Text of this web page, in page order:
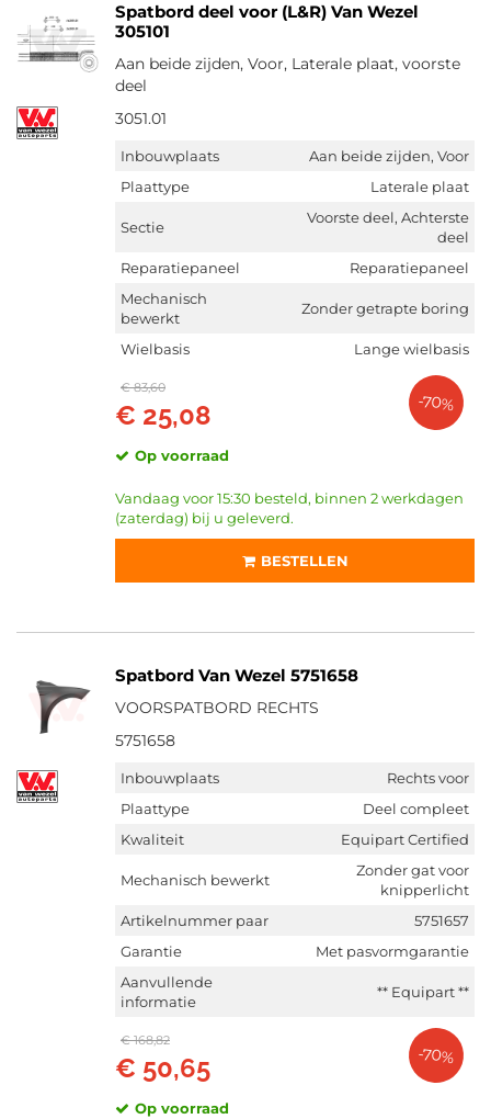
Rechts achter (996)
Links achter (971)
Links (266)
Op voorraad (7152)
Spatbord deel voor (L&R) Van Wezel
305101
Aan beide zijden, Voor, Laterale plaat, voorste
deel
3051.01
Inbouwplaats
Aan beide zijden, Voor
Plaattype
Laterale plaat
Sectie
Voorste deel, Achterste
deel
Reparatiepaneel
Reparatiepaneel
Mechanisch
bewerkt
Zonder getrapte boring
Wielbasis Lange wielbasis
€ 83,60
€ 25,08 -70%
Op voorraad
Vandaag voor 15:30 besteld, binnen 2 werkdagen
(zaterdag) bij u geleverd.
BESTELLEN
Spatbord Van Wezel 5751658
VOORSPATBORD RECHTS
5751658
Inbouwplaats
Rechts voor
Plaattype
Deel compleet
Kwaliteit
Equipart Certified
Mechanisch bewerkt
Zonder gat voor
knipperlicht
Artikelnummer paar
5751657
Garantie
Met pasvormgarantie
Aanvullende
informatie
** Equipart **
€ 168,82
€ 50,65 -70%
Op voorraad